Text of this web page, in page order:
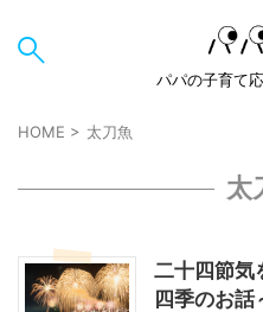
パパの子育て
HOME > 太刀魚
太
二十四節気
四季のお話